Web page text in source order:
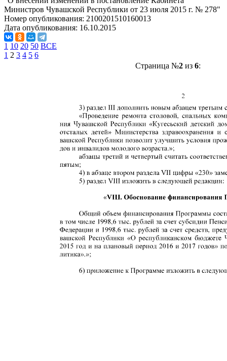
Министров Чувашской Республики от 23 июля 2015 г. № 278"
Номер опубликования: 2100201510160013
Дата опубликования: 16.10.2015
1 10 20 50 ВСЕ
1 2 3 4 5 6
Страница №2из 6: